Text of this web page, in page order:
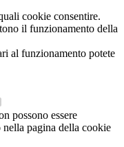
cookie consentire.
il funzionamento della
al funzionamento potete
possono essere
pagina della cookie